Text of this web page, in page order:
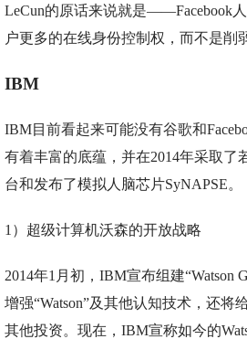
LeCun的原话来说就是——Facebook
户更多的在线身份控制权，而不是削
IBM
IBM目前看起来可能没有谷歌和
有着丰富的底蕴，并在2014年采取了
台和发布了模拟人脑芯片SyNAPSE。
1）超级计算机沃森的开放战略
2014年1月初，IBM宣布组建“Watson
增强“Watson”及其他认知技术，还将
其他投资。现在，IBM宣称如今的